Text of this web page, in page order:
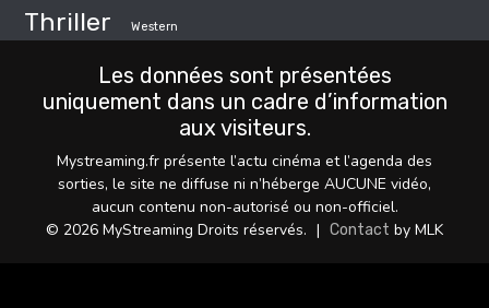
Thriller Western
Les données sont présentées
uniquement dans un cadre d’information
aux visiteurs.
Mystreaming.fr présente l’actu cinéma et l’agenda des
sorties, le site ne diffuse ni n’héberge AUCUNE vidéo,
aucun contenu non-autorisé ou non-officiel.
© 2026 MyStreaming Droits réservés. | Contact by MLK